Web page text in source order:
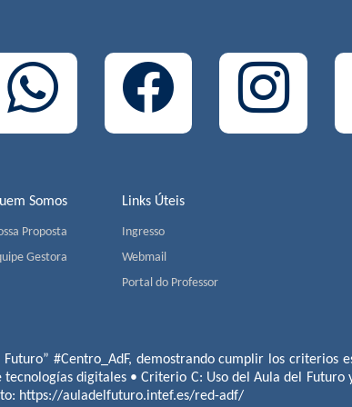
Somos
Proposta
Gestora
Links Úteis
Ingresso
Webmail
Portal do Professor
#Centro_AdF, demostrando cumplir los criterios
digitales • Criterio C: Uso del Aula del
https://auladelfuturo.intef.es/red-adf/